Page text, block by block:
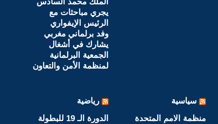
يجري مباحثات مع
الرئيس الإيفواري
وفد برلماني مغربي
يشارك في أشغال
الجمعية البرلمانية
لمنظمة الأمن والتعاون
سياسية
منظمة الامم المتحدة
رياضية
الدورة الـ 19 للبطولة